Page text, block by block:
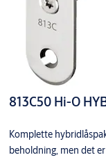
813C50 Hi-O
Komplette
beholdning, men det er